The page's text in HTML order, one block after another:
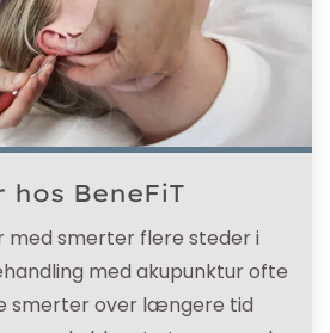
BeneFiT
med smerter flere steder i
med akupunktur ofte
smerter over længere tid